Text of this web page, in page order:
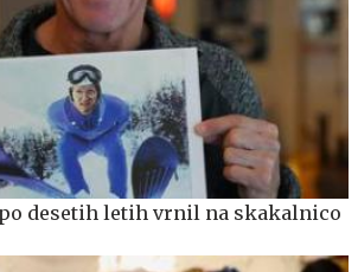
desetih letih vrnil na skakalnico